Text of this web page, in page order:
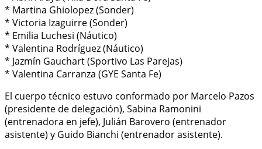
* Martina Ghiolopez (Sonder)
* Victoria Izaguirre (Sonder)
* Emilia Luchesi (Náutico)
* Valentina Rodríguez (Náutico)
* Jazmín Gauchart (Sportivo Las Parejas)
* Valentina Carranza (GYE Santa Fe)
El cuerpo técnico estuvo conformado por Marcelo Pazos
(presidente de delegación), Sabina Ramonini
(entrenadora en jefe), Julián Barovero (entrenador
asistente) y Guido Bianchi (entrenador asistente).